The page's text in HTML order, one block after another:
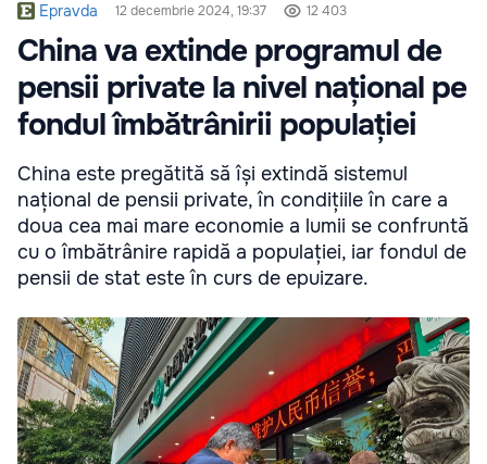
Epravda 12 decembrie 2024, 19:37 12 403
China va extinde programul de
pensii private la nivel național pe
fondul îmbătrânirii populației
China este pregătită să își extindă sistemul
național de pensii private, în condițiile în care a
doua cea mai mare economie a lumii se confruntă
cu o îmbătrânire rapidă a populației, iar fondul de
pensii de stat este în curs de epuizare.